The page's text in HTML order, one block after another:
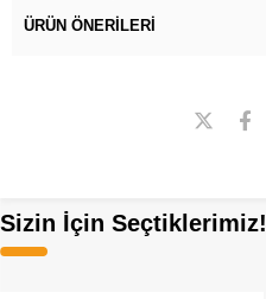
ÜRÜN ÖNERILERI
Sizin İçin Seçtiklerimiz!